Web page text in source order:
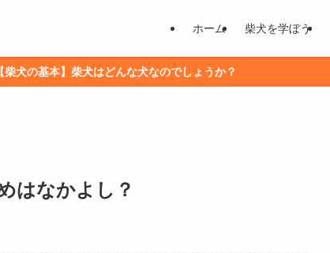
ホーム 柴犬を学ぼう
【柴犬の基本】柴犬はどんな犬なのでしょうか？
はなかよし？